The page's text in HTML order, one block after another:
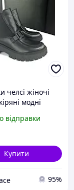
челсі жіночі
модні
відправки
Купити
95%